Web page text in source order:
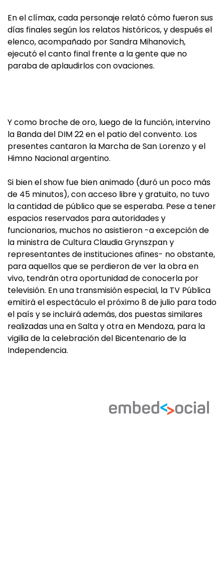
En el clímax, cada personaje relató cómo fueron sus
días finales según los relatos históricos, y después el
elenco, acompañado por Sandra Mihanovich,
ejecutó el canto final frente a la gente que no
paraba de aplaudirlos con ovaciones.
Y como broche de oro, luego de la función, intervino
la Banda del DIM 22 en el patio del convento. Los
presentes cantaron la Marcha de San Lorenzo y el
Himno Nacional argentino.
Si bien el show fue bien animado (duró un poco más
de 45 minutos), con acceso libre y gratuito, no tuvo
la cantidad de público que se esperaba. Pese a tener
espacios reservados para autoridades y
funcionarios, muchos no asistieron -a excepción de
la ministra de Cultura Claudia Grynszpan y
representantes de instituciones afines- no obstante,
para aquellos que se perdieron de ver la obra en
vivo, tendrán otra oportunidad de conocerla por
televisión. En una transmisión especial, la TV Pública
emitirá el espectáculo el próximo 8 de julio para todo
el país y se incluirá además, dos puestas similares
realizadas una en Salta y otra en Mendoza, para la
vigilia de la celebración del Bicentenario de la
Independencia.